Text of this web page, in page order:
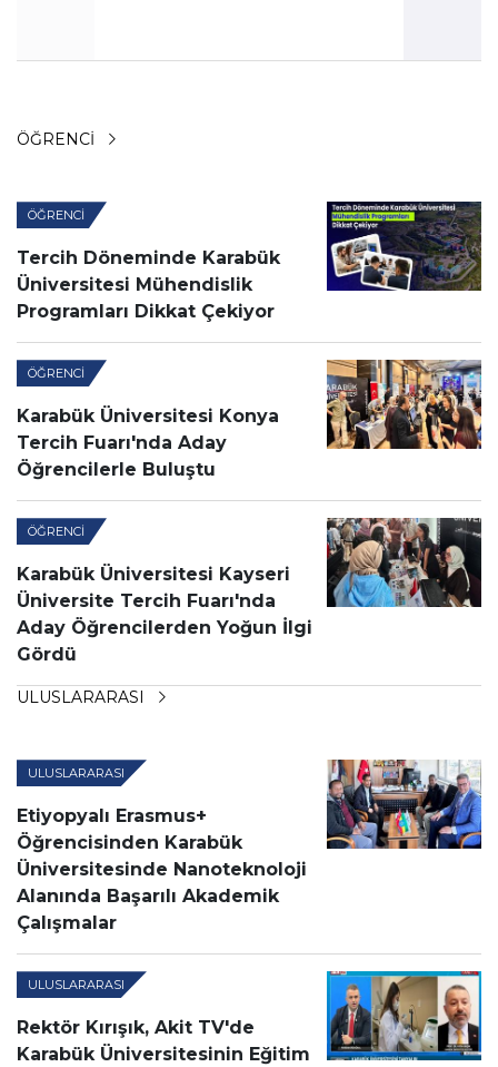
ÖĞRENCI
ÖĞRENCI
Tercih Döneminde Karabük
Üniversitesi Mühendislik
Programları Dikkat Çekiyor
ÖĞRENCI
Karabük Üniversitesi Konya
Tercih Fuarı'nda Aday
Öğrencilerle Buluştu
ÖĞRENCI
Karabük Üniversitesi Kayseri
Üniversite Tercih Fuarı'nda
Aday Öğrencilerden Yoğun İlgi
Gördü
ULUSLARARASI
ULUSLARARASI
Etiyopyalı Erasmus+
Öğrencisinden Karabük
Üniversitesinde Nanoteknoloji
Alanında Başarılı Akademik
Çalışmalar
ULUSLARARASI
Rektör Kırışık, Akit TV'de
Karabük Üniversitesinin Eğitim